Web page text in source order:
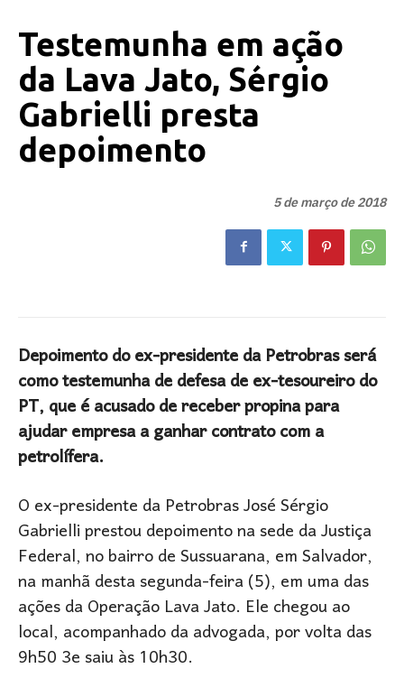
Testemunha em ação
da Lava Jato, Sérgio
Gabrielli presta
depoimento
5 de março de 2018
Depoimento do ex-presidente da Petrobras será
como testemunha de defesa de ex-tesoureiro do
PT, que é acusado de receber propina para
ajudar empresa a ganhar contrato com a
petrolífera.
O ex-presidente da Petrobras José Sérgio
Gabrielli prestou depoimento na sede da Justiça
Federal, no bairro de Sussuarana, em Salvador,
na manhã desta segunda-feira (5), em uma das
ações da Operação Lava Jato. Ele chegou ao
local, acompanhado da advogada, por volta das
9h50 3e saiu às 10h30.